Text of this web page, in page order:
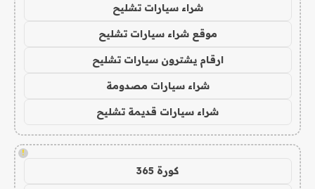
شراء سيارات تشليح
موقع شراء سيارات تشليح
ارقام يشترون سيارات تشليح
شراء سيارات مصدومة
شراء سيارات قديمة تشليح
!
كورة 365